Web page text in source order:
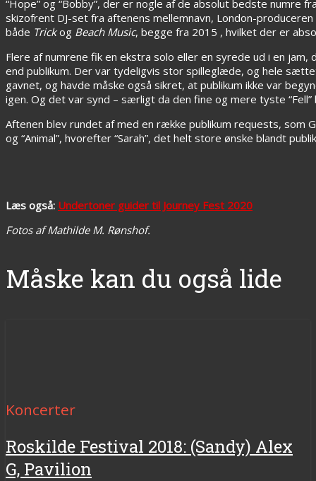
“Hope” og “Bobby”, der er nogle af de absolut bedste
skizofrent DJ-set fra aftenens mellemnavn, London-
både Trickog Beach Music, begge fra 2015 , hvilket der er
Flere af numrene fik en ekstra solo eller en syrede ud i en
end publikum. Der var tydeligvis stor spilleglæde, og hele
gavnet, og havde måske også sikret, at publikum ikke var
igen. Og det var synd – særligt da den fine og mere tyste
Aftenen blev rundet af med en række publikum requests, som
og “Animal”, hvorefter “Sarah”, det helt store ønske blandt
Læs også: Undertoner guider til Journey Fest 2020
Fotos af Mathilde M. Rønshof.
Måske kan du også lide
Koncerter
Roskilde Festival 2018: (Sandy) Alex
G, Pavilion